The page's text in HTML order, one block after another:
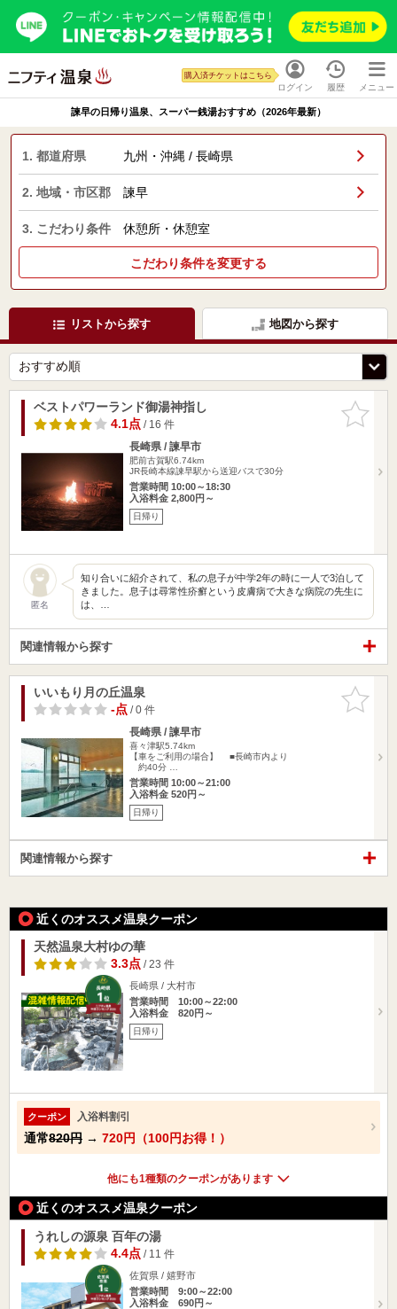
ログイン
購入済チケットはこちら
履歴 メニュー
諫早の日帰り温泉、スーパー銭湯おすすめ（2026年最新）
1. 都道府県 九州・沖縄 / 長崎県
2. 地域・市区郡 諫早
3. こだわり条件 休憩所・休憩室
こだわり条件を変更する
リストから探す 地図から探す
お気に入
りに追加
ベストパワーランド御湯神指し
4.1点/ 16 件
長崎県 / 諫早市
肥前古賀駅6.74km
JR長崎本線諫早駅から送迎バスで30分
営業時間 10:00～18:30
入浴料金 2,800円～
日帰り
匿名
知り合いに紹介されて、私の息子が中学2年の時に一人で3泊して
きました。息子は尋常性疥癬という皮膚病で大きな病院の先生に
は、…
関連情報から探す
お気に入
りに追加
いいもり月の丘温泉
-点/ 0 件
長崎県 / 諫早市
喜々津駅5.74km
【車をご利用の場合】 ■長崎市内より
約40分 …
営業時間 10:00～21:00
入浴料金 520円～
日帰り
関連情報から探す
近くのオススメ温泉クーポン
天然温泉大村ゆの華
3.3点/ 23 件
長崎県 / 大村市
営業時間 10:00～22:00
入浴料金 820円～
日帰り
クーポン 入浴料割引
通常820円 → 720円（100円お得！）
他にも1種類のクーポンがあります
近くのオススメ温泉クーポン
うれしの源泉 百年の湯
4.4点/ 11 件
佐賀県 / 嬉野市
営業時間 9:00～22:00
入浴料金 690円～